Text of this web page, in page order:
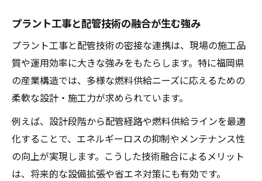
プラント工事と配管技術の融合が生む強み
プラント工事と配管技術の密接な連携は、現場の施工品
質や運用効率に大きな強みをもたらします。特に福岡県
の産業構造では、多様な燃料供給ニーズに応えるための
柔軟な設計・施工力が求められています。
例えば、設計段階から配管経路や燃料供給ラインを最適
化することで、エネルギーロスの抑制やメンテナンス性
の向上が実現します。こうした技術融合によるメリット
は、将来的な設備拡張や省エネ対策にも有効です。